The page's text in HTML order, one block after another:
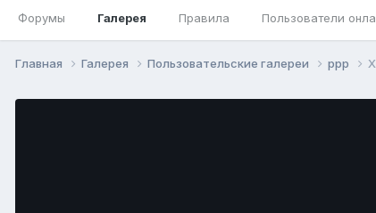
Форумы Галерея Правила Пользователи
Главная Галерея Пользовательские галереи ррр